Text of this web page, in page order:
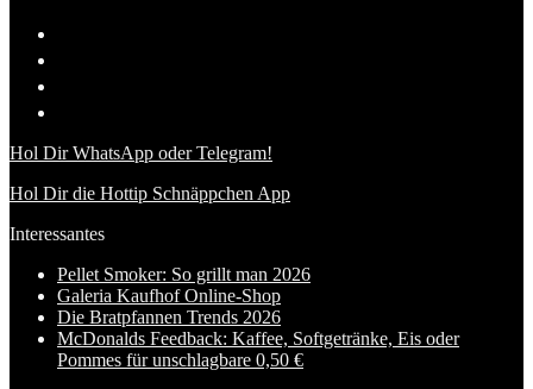
Hol Dir WhatsApp oder Telegram!
Hol Dir die Hottip Schnäppchen App
Interessantes
Pellet Smoker: So grillt man 2026
Galeria Kaufhof Online-Shop
Die Bratpfannen Trends 2026
McDonalds Feedback: Kaffee, Softgetränke, Eis oder
Pommes für unschlagbare 0,50 €